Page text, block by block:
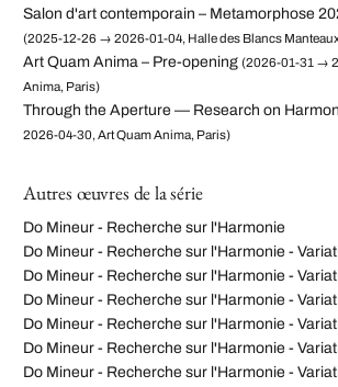
Salon d'art contemporain – Metamorphose
(2025-12-26 → 2026-01-04, Halle des Blancs
Art Quam Anima – Pre-opening (2026-01-31 →
Anima, Paris)
Through the Aperture — Research on
2026-04-30, Art Quam Anima, Paris)
Autres œuvres de la série
Do Mineur - Recherche sur l'Harmonie
Do Mineur - Recherche sur l'Harmonie -
Do Mineur - Recherche sur l'Harmonie -
Do Mineur - Recherche sur l'Harmonie -
Do Mineur - Recherche sur l'Harmonie -
Do Mineur - Recherche sur l'Harmonie -
Do Mineur - Recherche sur l'Harmonie -